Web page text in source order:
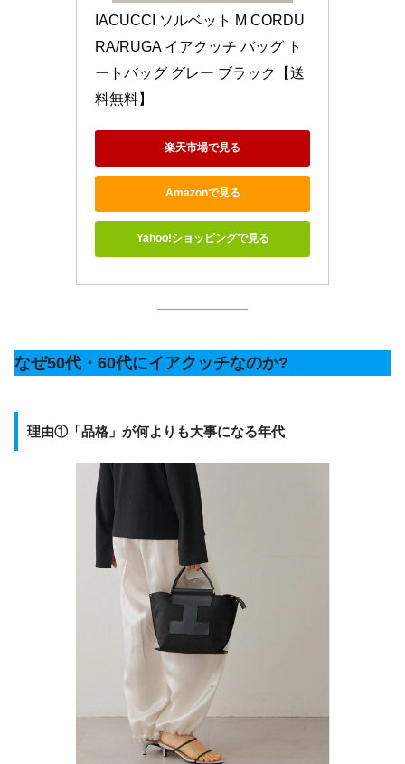
IACUCCI ソルベット M CORDU
RA/RUGA イアクッチ バッグ ト
ートバッグ グレー ブラック【送
料無料】
楽天市場で見る
Amazonで見る
Yahoo!ショッピングで見る
なぜ50代・60代にイアクッチなのか?
理由①「品格」が何よりも大事になる年代